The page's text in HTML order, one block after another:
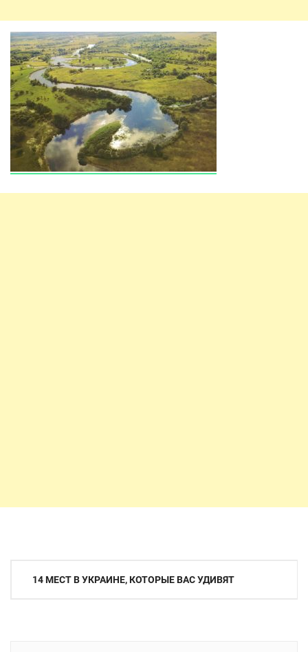
Навигация
14 МЕСТ В УКРАИНЕ, КОТОРЫЕ ВАС УДИВЯТ